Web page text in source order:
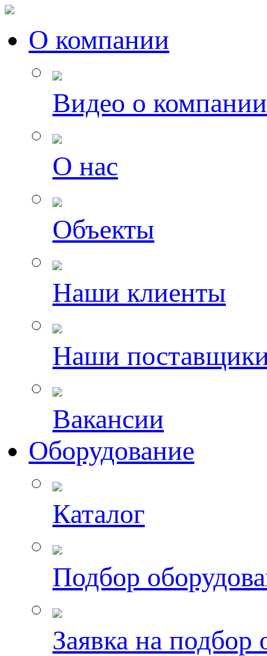
О компании
Видео о компании
О нас
Объекты
Наши клиенты
Наши
Вакансии
Оборудование
Каталог
Подбор
Заявка на подбор